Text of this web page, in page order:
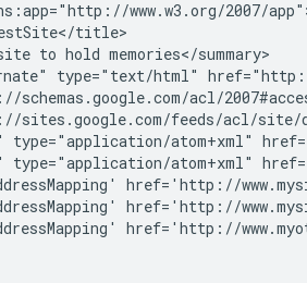
www.w3.org/2007/
</title>
to hold memories</summary>
type="text/html"
schemas.google.com/acl/
sites.google.com/feeds/acl/site/
type="application/atom+xml"
type="application/atom+xml"
href='
http://
href='
http://
href='
http://